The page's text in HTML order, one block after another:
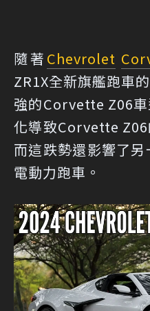
隨著 Chevrolet
ZR1X全新旗艦跑車
強的Corvette Z06
化導致Corvette Z06
而這跌勢還影響了
電動力跑車。